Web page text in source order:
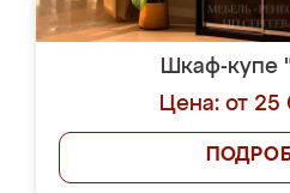
Шкаф-купе
Цена: от 25